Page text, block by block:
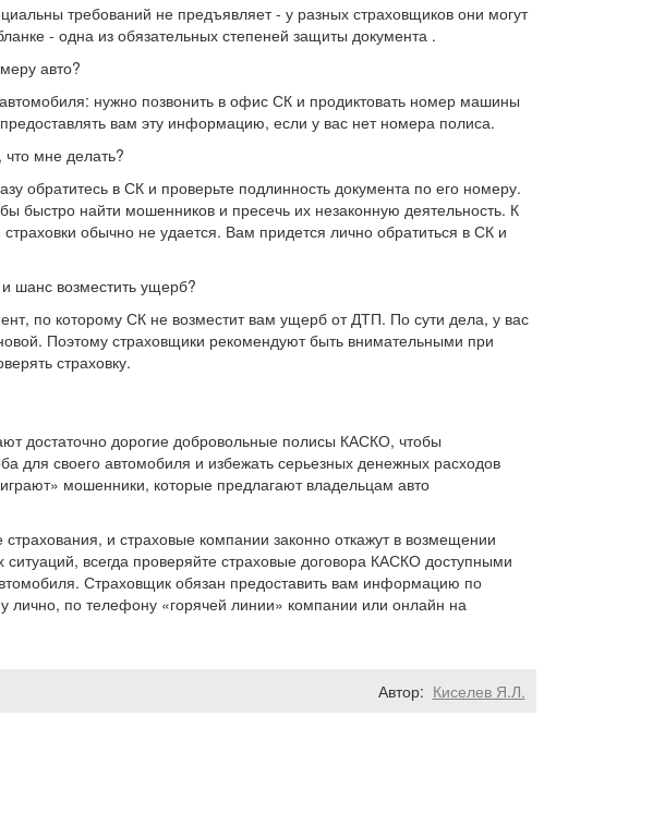
требований не предъявляет - у разных страховщиков они могут
- одна из обязательных степеней защиты документа .
авто?
нужно позвонить в офис СК и продиктовать номер машины
вам эту информацию, если у вас нет номера полиса.
мне делать?
обратитесь в СК и проверьте подлинность документа по его номеру.
быстро найти мошенников и пресечь их незаконную деятельность. К
обычно не удается. Вам придется лично обратиться в СК и
шанс возместить ущерб?
по которому СК не возместит вам ущерб от ДТП. По сути дела, у вас
Поэтому страховщики рекомендуют быть внимательными при
страховку.
достаточно дорогие добровольные полисы КАСКО, чтобы
для своего автомобиля и избежать серьезных денежных расходов
мошенники, которые предлагают владельцам авто
и страховые компании законно откажут в возмещении
всегда проверяйте страховые договора КАСКО доступными
Страховщик обязан предоставить вам информацию по
лично, по телефону «горячей линии» компании или онлайн на
Автор: Киселев Я.Л.